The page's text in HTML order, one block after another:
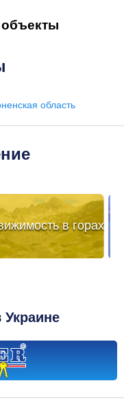
область
в горах